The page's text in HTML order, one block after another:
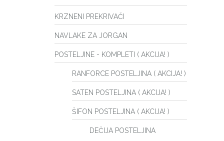
KRZNENI PREKRIVAČI
NAVLAKE ZA JORGAN
POSTELJINE - KOMPLETI ( AKCIJA! )
RANFORCE POSTELJINA ( AKCIJA! )
SATEN POSTELJINA ( AKCIJA! )
ŠIFON POSTELJINA ( AKCIJA! )
DEČIJA POSTELJINA